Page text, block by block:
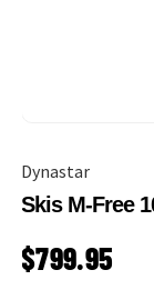
Dynastar
Skis M-Free
PRIX
$799.95